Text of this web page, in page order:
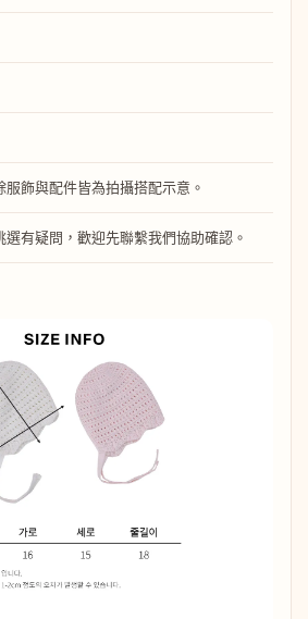
服飾與配件皆為拍攝搭配示意。
選有疑問，歡迎先聯繫我們協助確認。